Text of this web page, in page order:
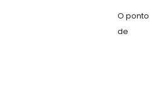
O ponto
de